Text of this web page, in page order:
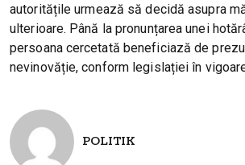
autoritățile urmează să decidă asupra
ulterioare. Până la pronunțarea unei
persoana cercetată beneficiază de
nevinovăție, conform legislației în
POLITIK